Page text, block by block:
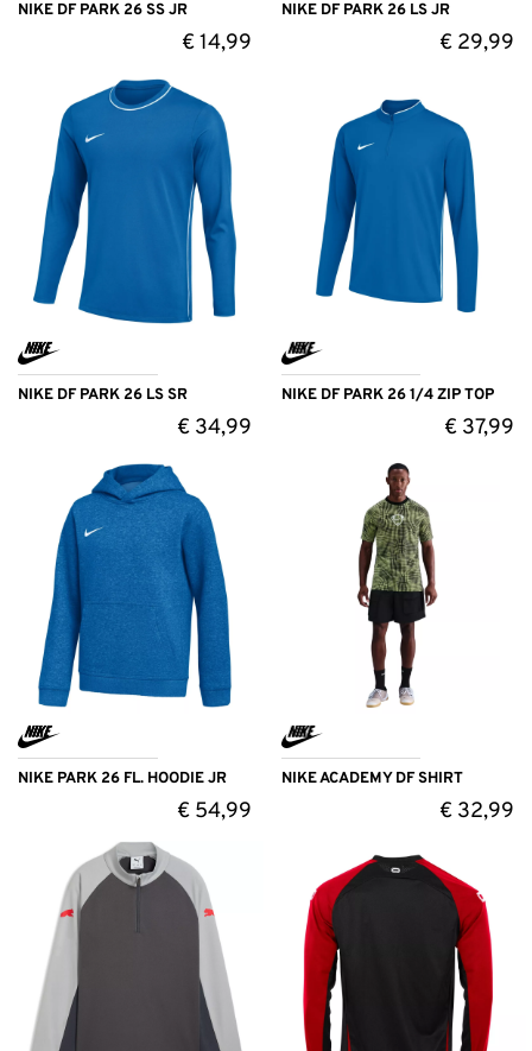
NIKE DF PARK 26 SS JR
€14,99
NIKE DF PARK 26 LS JR
€ 29,99
NIKE DF PARK 26 LS SR
€34,99
NIKE DF PARK 26 1/4 ZIP TOP
€ 37,99
NIKE PARK 26 FL. HOODIE JR
€54,99
NIKE ACADEMY DF SHIRT
€ 32,99